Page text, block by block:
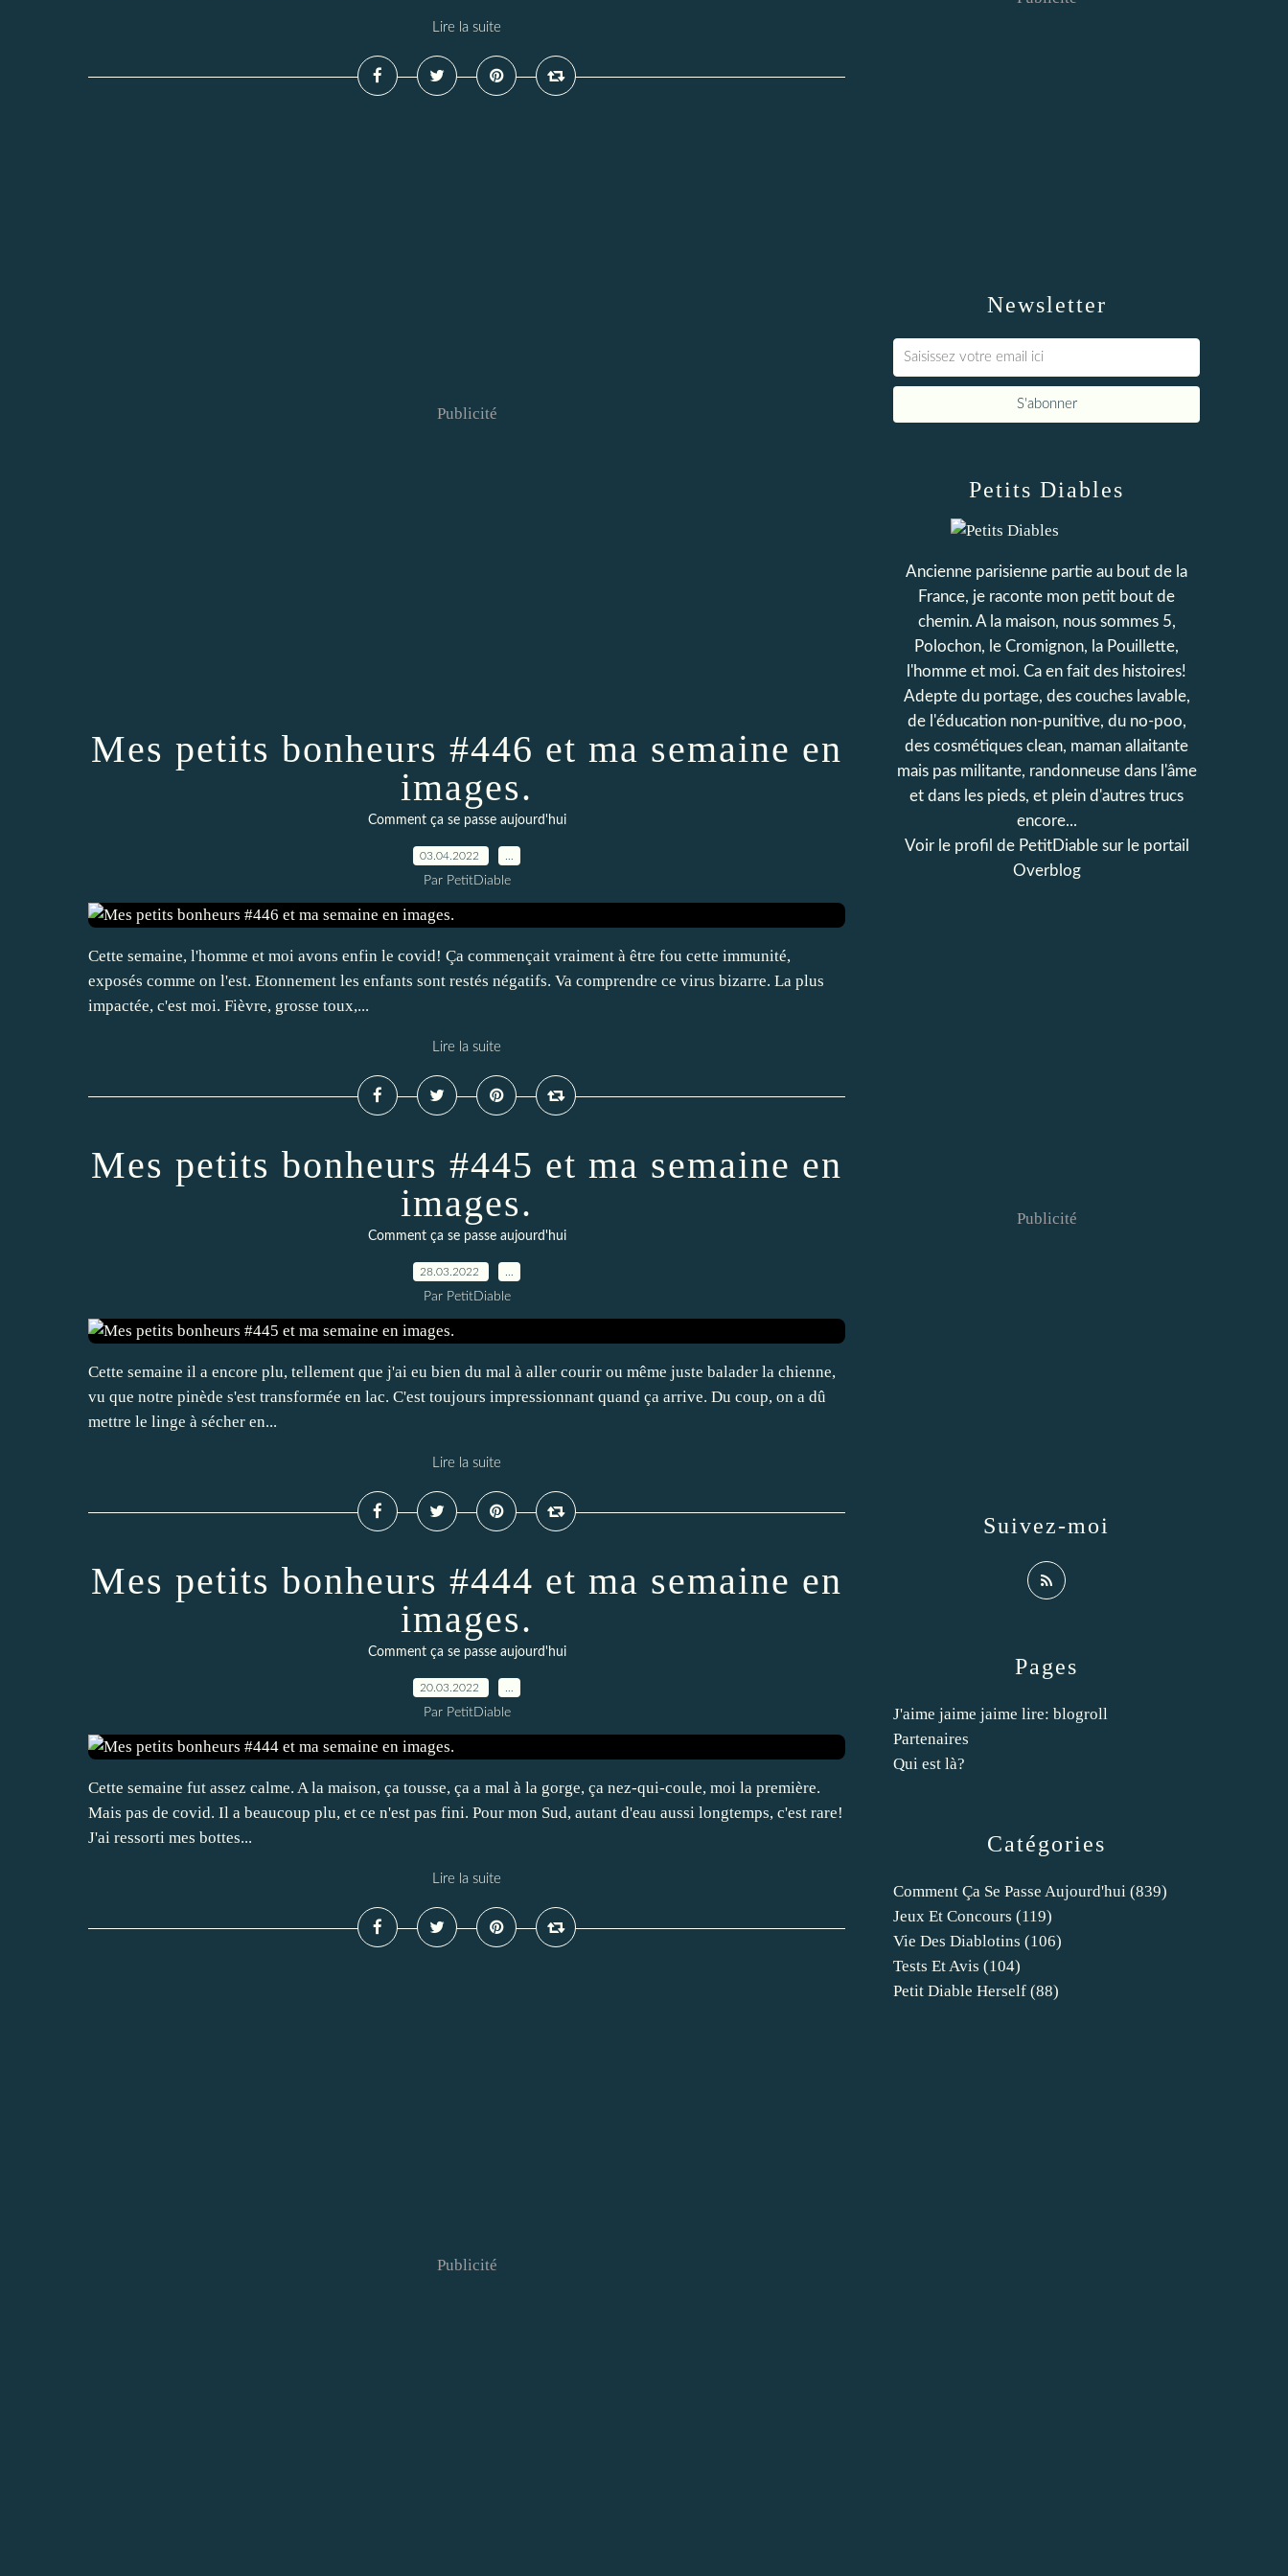
Lire la suite
Publicité
Mes petits bonheurs #446 et ma semaine en
images.
Comment ça se passe aujourd'hui
03.04.2022
Par PetitDiable
Cette semaine, l'homme et moi avons enfin le covid! Ça commençait vraiment à être fou cette immunité,
exposés comme on l'est. Etonnement les enfants sont restés négatifs. Va comprendre ce virus bizarre. La plus
impactée, c'est moi. Fièvre, grosse toux,...
Lire la suite
Mes petits bonheurs #445 et ma semaine en
images.
Comment ça se passe aujourd'hui
28.03.2022
Par PetitDiable
Cette semaine il a encore plu, tellement que j'ai eu bien du mal à aller courir ou même juste balader la chienne,
vu que notre pinède s'est transformée en lac. C'est toujours impressionnant quand ça arrive. Du coup, on a dû
mettre le linge à sécher en...
Lire la suite
Mes petits bonheurs #444 et ma semaine en
images.
Comment ça se passe aujourd'hui
20.03.2022
Par PetitDiable
Cette semaine fut assez calme. A la maison, ça tousse, ça a mal à la gorge, ça nez-qui-coule, moi la première.
Mais pas de covid. Il a beaucoup plu, et ce n'est pas fini. Pour mon Sud, autant d'eau aussi longtemps, c'est rare!
J'ai ressorti mes bottes...
Lire la suite
Publicité
Newsletter
Catégories
Comment Ça Se Passe Aujourd'hui (839)
Jeux Et Concours (119)
Vie Des Diablotins (106)
Tests Et Avis (104)
Petit Diable Herself (88)
Pages
J'aime jaime jaime lire: blogroll
Partenaires
Qui est là?
Petits Diables
Ancienne parisienne partie au bout de la
France, je raconte mon petit bout de
chemin. A la maison, nous sommes 5,
Polochon, le Cromignon, la Pouillette,
l'homme et moi. Ca en fait des histoires!
Adepte du portage, des couches lavable,
de l'éducation non-punitive, du no-poo,
des cosmétiques clean, maman allaitante
mais pas militante, randonneuse dans l'âme
et dans les pieds, et plein d'autres trucs
encore...
Voir le profil de PetitDiablesur le portail
Overblog
Suivez-moi
Publicité